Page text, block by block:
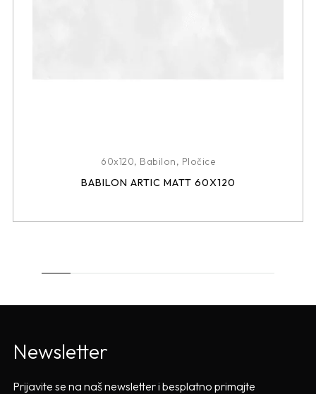
60x120, Babilon, Pločice
BABILON ARTIC MATT 60X120
Newsletter
Prijavite se na naš newsletter i besplatno primajte